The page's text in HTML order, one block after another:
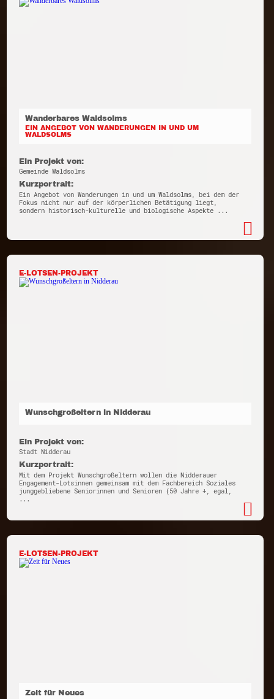
Wanderbares Waldsolms
EIN ANGEBOT VON WANDERUNGEN IN UND UM
WALDSOLMS
Ein Projekt von:
Gemeinde Waldsolms
Kurzportrait:
Ein Angebot von Wanderungen in und um Waldsolms, bei dem der
Fokus nicht nur auf der körperlichen Betätigung liegt,
sondern historisch-kulturelle und biologische Aspekte ...
E-LOTSEN-PROJEKT
Wunschgroßeltern in Nidderau
Ein Projekt von:
Stadt Nidderau
Kurzportrait:
Mit dem Projekt Wunschgroßeltern wollen die Nidderauer
Engagement-Lotsinnen gemeinsam mit dem Fachbereich Soziales
junggebliebene Seniorinnen und Senioren (50 Jahre +, egal,
...
E-LOTSEN-PROJEKT
Zeit für Neues